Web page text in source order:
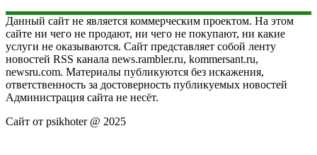
Данный сайт не является коммерческим проектом. На этом
сайте ни чего не продают, ни чего не покупают, ни какие
услуги не оказываются. Сайт представляет собой ленту
новостей RSS канала news.rambler.ru, kommersant.ru,
newsru.com. Материалы публикуются без искажения,
ответственность за достоверность публикуемых новостей
Администрация сайта не несёт.
Сайт от psikhoter @ 2025